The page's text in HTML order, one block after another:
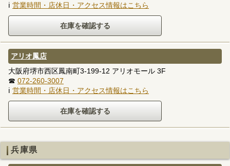
ℹ 営業時間・店休日・アクセス情報はこちら
アリオ鳳店
大阪府堺市西区鳳南町3-199-12 アリオモール 3F
☎ 072-260-3007
ℹ 営業時間・店休日・アクセス情報はこちら
兵庫県